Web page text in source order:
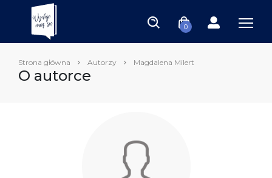
0
Strona główna Autorzy Magdalena Milert
O autorce